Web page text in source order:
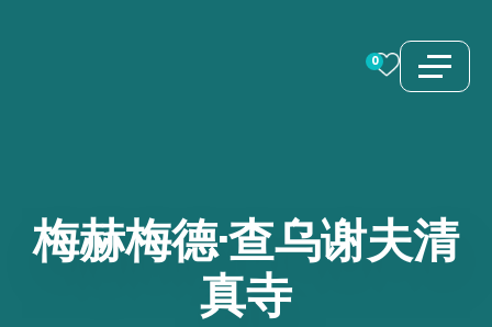
0
梅赫梅德·查乌谢夫清
真寺